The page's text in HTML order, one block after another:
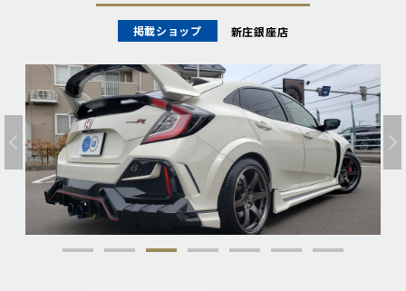
掲載ショップ 新庄銀座店